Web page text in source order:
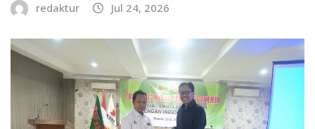
redaktur Jul 24, 2026